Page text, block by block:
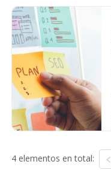
4 elementos en total: